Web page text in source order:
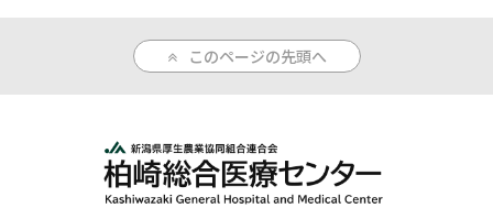
入院のご案内
医療関係者の方へ
このページの先頭へ